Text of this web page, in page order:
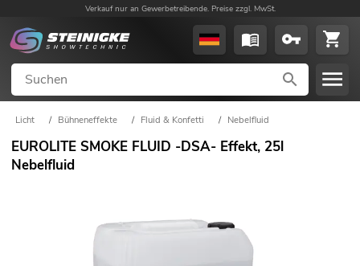
Verkauf nur an Gewerbetreibende. Preise zzgl. MwSt.
Licht / Bühneneffekte / Fluid & Konfetti / Nebelfluid
EUROLITE SMOKE FLUID -DSA- Effekt, 25l
Nebelfluid